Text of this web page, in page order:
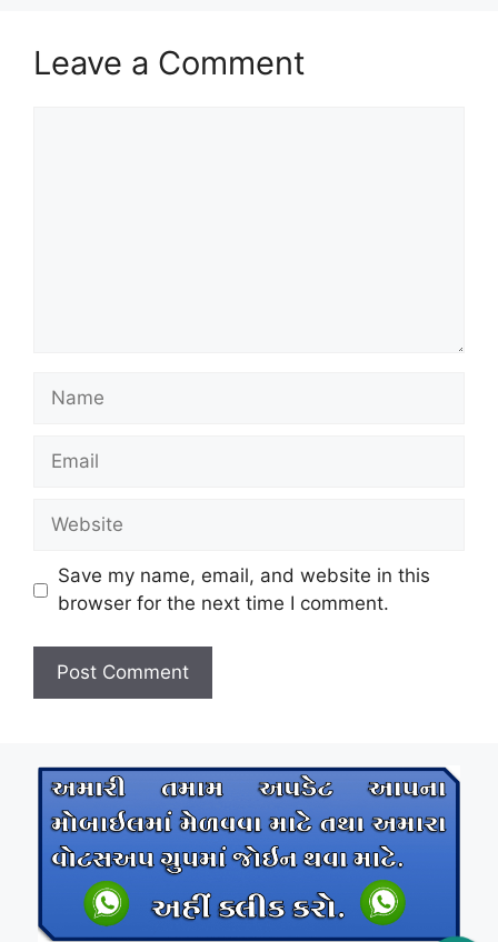
Leave a Comment
Name
Email
Website
Save my name, email, and website in this
browser for the next time I comment.